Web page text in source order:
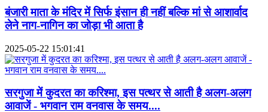
बंजारी माता के मंदिर में सिर्फ इंसान ही नहीं बल्कि मां से आशार्वाद
लेने नाग-नागिन का जोड़ा भी आता है
2025-05-22 15:01:41
सरगुजा में कुदरत का करिश्मा, इस पत्थर से आती है अलग-अलग
आवाजें - भगवान राम वनवास के समय....